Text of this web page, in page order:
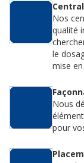
Nos
qualité
le
mise
Nous
pour